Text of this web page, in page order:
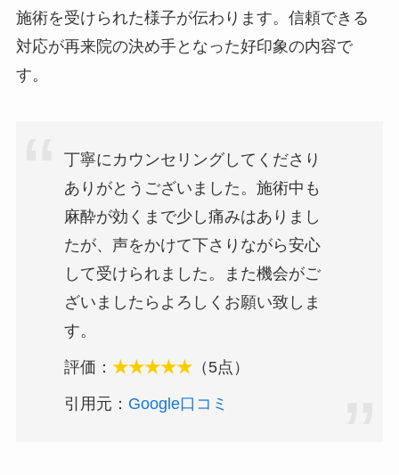
施術を受けられた様子が伝わります。信頼できる
対応が再来院の決め手となった好印象の内容で
す。
丁寧にカウンセリングしてくださり
ありがとうございました。施術中も
麻酔が効くまで少し痛みはありまし
たが、声をかけて下さりながら安心
して受けられました。また機会がご
ざいましたらよろしくお願い致しま
す。
評価： ★★★★★（5点）
引用元： Google口コミ